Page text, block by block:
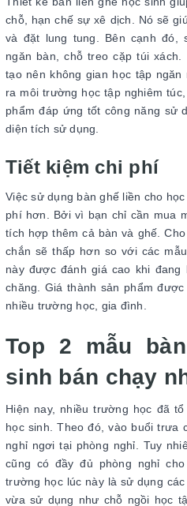
chỗ, hạn chế sự xê dịch. Nó sẽ
và đặt lung tung. Bên cạnh đó,
ngăn bàn, chỗ treo cặp túi
tạo nên không gian học tập
ra môi trường học tập nghiêm
phẩm đáp ứng tốt công năng sử
diện tích sử dụng.
Tiết kiệm chi phí
Việc sử dụng bàn ghế liền cho
phí hơn. Bởi vì bạn chỉ cần mua
tích hợp thêm cả bàn và ghế.
chắn sẽ thấp hơn so với các
này được đánh giá cao khi
chăng. Giá thành sản phẩm
nhiều trường học, gia đình.
Top 2 mẫu
sinh bán chạy
Hiện nay, nhiều trường học đã
học sinh. Theo đó, vào buổi trưa
nghỉ ngơi tại phòng nghỉ. Tuy
cũng có đầy đủ phòng nghỉ
trường học lúc này là sử dụng
vừa sử dụng như chỗ ngồi học